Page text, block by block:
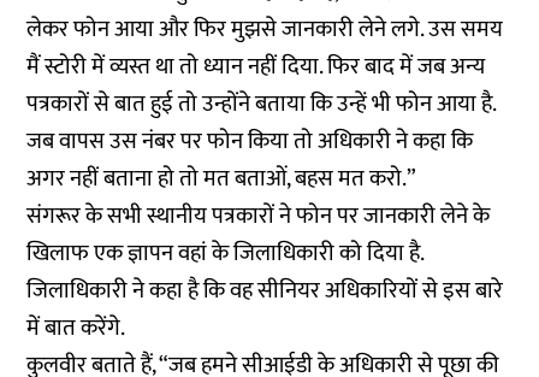
लेकर फोन आया और फिर मुझसे जानकारी लेने लगे. उस समय
मैं स्टोरी में व्यस्त था तो ध्यान नहीं दिया. फिर बाद में जब अन्य
पत्रकारों से बात हुई तो उन्होंने बताया कि उन्हें भी फोन आया है.
जब वापस उस नंबर पर फोन किया तो अधिकारी ने कहा कि
अगर नहीं बताना हो तो मत बताओं, बहस मत करो.”
संगरूर के सभी स्थानीय पत्रकारों ने फोन पर जानकारी लेने के
खिलाफ एक ज्ञापन वहां के जिलाधिकारी को दिया है.
जिलाधिकारी ने कहा है कि वह सीनियर अधिकारियों से इस बारे
में बात करेंगे.
कुलवीर बताते हैं, “जब हमने सीआईडी के अधिकारी से पूछा की